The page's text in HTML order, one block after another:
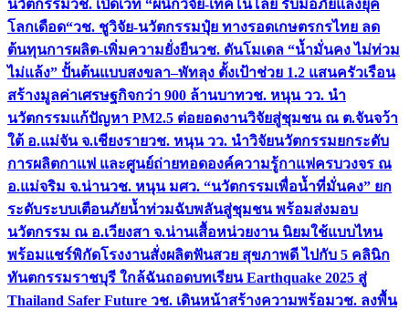
นวัตกรรมวช. เปิดเวที “ผนึกวิจัย-เทคโนโลยี รับมือภัยแล้งยุค
โลกเดือด“วช. ชูวิจัย-นวัตกรรมปุ๋ย ทางรอดเกษตรกรไทย ลด
ต้นทุนการผลิต-เพิ่มความยั่งยืนวช. ดันโมเดล “น้ำมั่นคง ไม่ท่วม
ไม่แล้ง” ปั้นต้นแบบสงขลา–พัทลุง ตั้งเป้าช่วย 1.2 แสนครัวเรือน
สร้างมูลค่าเศรษฐกิจกว่า 900 ล้านบาทวช. หนุน วว. นำ
นวัตกรรมแก้ปัญหา PM2.5 ต่อยอดงานวิจัยสู่ชุมชน ณ ต.จันจว้า
ใต้ อ.แม่จัน จ.เชียงรายวช. หนุน วว. นำวิจัยนวัตกรรมยกระดับ
การผลิตกาแฟ และศูนย์ถ่ายทอดองค์ความรู้กาแฟครบวงจร ณ
อ.แม่จริม จ.น่านวช. หนุน มศว. “นวัตกรรมเพื่อน้ำที่มั่นคง” ยก
ระดับระบบเตือนภัยน้ำท่วมฉับพลันสู่ชุมชน พร้อมส่งมอบ
นวัตกรรม ณ อ.เวียงสา จ.น่านเสื้อหน่วยงาน นิยมใช้แบบไหน
พร้อมแชร์พิกัดโรงงานสั่งผลิตฟันสวย สุขภาพดี ไปกับ 5 คลินิก
ทันตกรรมราชบุรี ใกล้ฉันถอดบทเรียน Earthquake 2025 สู่
Thailand Safer Future วช. เดินหน้าสร้างความพร้อมวช. ลงพื้น